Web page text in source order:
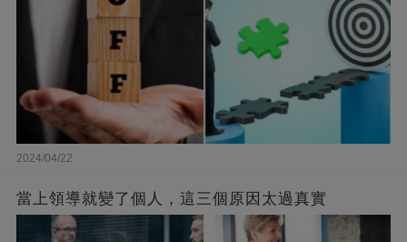
2024/04/22
當上領導就變了個人，這三個原因太過真實